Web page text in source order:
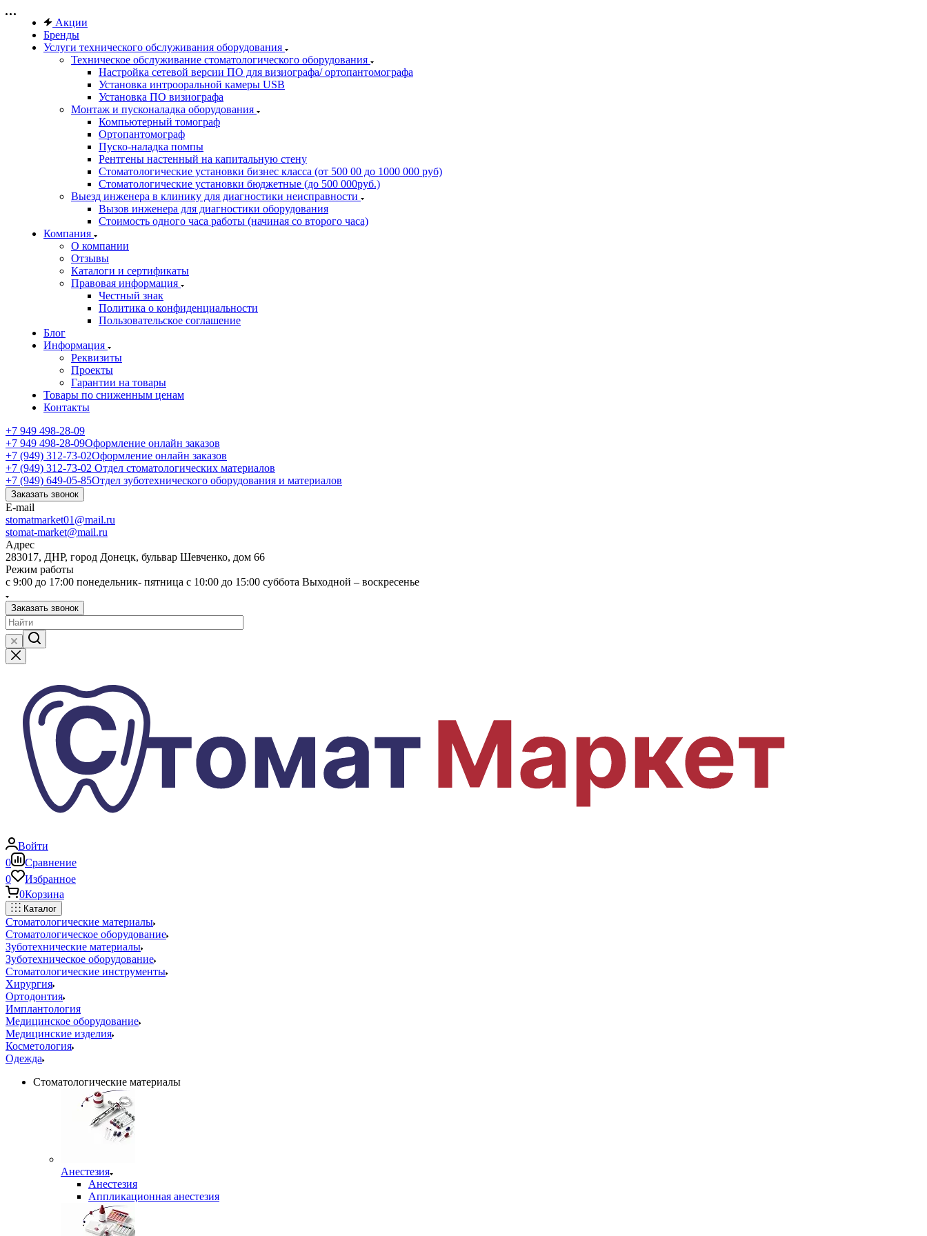
Акции
Бренды
Услуги технического обслуживания оборудования
Техническое обслуживание стоматологического оборудования
Настройка сетевой версии ПО для визиографа/ ортопантомографа
Установка интрооральной камеры USB
Установка ПО визиографа
Монтаж и пусконаладка оборудования
Компьютерный томограф
Ортопантомограф
Пуско-наладка помпы
Рентгены настенный на капитальную стену
Стоматологические установки бизнес класса (от 500 00 до 1000 000 руб)
Стоматологические установки бюджетные (до 500 000руб.)
Выезд инженера в клинику для диагностики неисправности
Вызов инженера для диагностики оборудования
Стоимость одного часа работы (начиная со второго часа)
Компания
О компании
Отзывы
Каталоги и сертификаты
Правовая информация
Честный знак
Политика о конфиденциальности
Пользовательское соглашение
Блог
Информация
Реквизиты
Проекты
Гарантии на товары
Товары по сниженным ценам
Контакты
+7 949 498-28-09
+7 949 498-28-09Оформление онлайн заказов
+7 (949) 312-73-02Оформление онлайн заказов
+7 (949) 312-73-02 Отдел стоматологических материалов
+7 (949) 649-05-85Отдел зуботехнического оборудования и материалов
Заказать звонок
E-mail
stomatmarket01@mail.ru
stomat-market@mail.ru
Адрес
283017, ДНР, город Донецк, бульвар Шевченко, дом 66
Режим работы
с 9:00 до 17:00 понедельник- пятница с 10:00 до 15:00 суббота Выходной – воскресенье
Заказать звонок
Войти
0
Сравнение
0
Избранное
0Корзина
Каталог
Стоматологические материалы
Стоматологическое оборудование
Зуботехнические материалы
Зуботехническое оборудование
Стоматологические инструменты
Хирургия
Ортодонтия
Имплантология
Медицинское оборудование
Медицинские изделия
Косметология
Одежда
Стоматологические материалы
Анестезия
Анестезия
Аппликационная анестезия